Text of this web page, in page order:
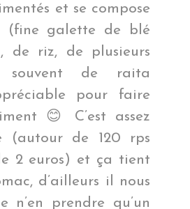
et se compose
(fine galette de blé
de riz, de plusieurs
souvent de raita
pour faire
😊 C’est assez
(autour de 120 rps
2 euros) et ça tient
d’ailleurs il nous
n’en prendre qu’un